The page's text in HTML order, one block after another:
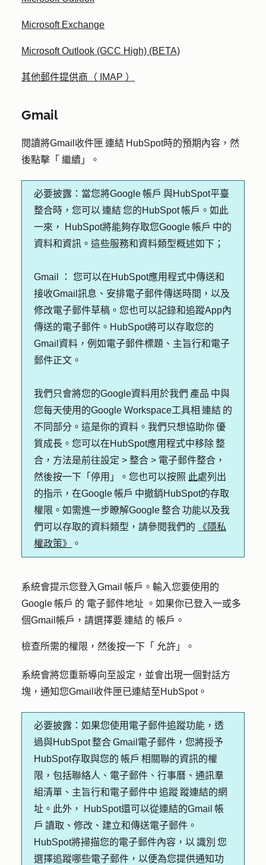
Microsoft Exchange
Microsoft Outlook (GCC High) (BETA)
其他郵件提供商（ IMAP ）
Gmail
閱讀將Gmail收件匣 連結 HubSpot時的預期內容，然
後點擊「 繼續 」。
必要披露： 當您將Google 帳戶 與HubSpot平臺
整合時，您可以 連結 您的HubSpot 帳戶。如此
一來， HubSpot將能夠存取您Google 帳戶 中的
資料和資訊。這些服務和資料類型概述如下；
Gmail ：
您可以在HubSpot應用程式中傳送和
接收Gmail訊息、安排電子郵件傳送時間，以及
修改電子郵件草稿。您也可以記錄和追蹤App內
傳送的電子郵件。HubSpot將可以存取您的
Gmail資料，例如電子郵件標題、主旨行和電子
郵件正文。
我們只會將您的Google資料用於我們 產品 中與
您每天使用的Google Workspace工具相 連結 的
不同部分。這是你的資料。我們只想協助你 優
質成長。您可以在HubSpot應用程式中移除 整
合，方法是前往設定 > 整合 > 電子郵件整合，
然後按一下「停用」。您也可以按照 此處列出
的指示，在Google 帳戶 中撤銷HubSpot的存取
權限。如需進一步瞭解Google 整合 功能以及我
們可以存取的資料類型，請參閱我們的
《隱私
權政策》
。
系統會提示您登入Gmail 帳戶。輸入您要使用的
Google 帳戶 的 電子郵件地址 。如果你已登入一或多
個Gmail帳戶，請選擇要 連結 的 帳戶。
檢查所需的權限，然後按一下「 允許 」。
系統會將您重新導向至設定，並會出現一個對話方
塊，通知您Gmail收件匣已連結至HubSpot。
必要披露： 如果您使用電子郵件追蹤功能，透
過與HubSpot 整合 Gmail電子郵件，您將授予
HubSpot存取與您的 帳戶 相關聯的資訊的權
限，包括聯絡人、電子郵件、行事曆、通訊羣
組清單、主旨行和電子郵件中 追蹤 蹤連結的網
址。此外， HubSpot還可以從連結的Gmail 帳
戶 讀取、修改、建立和傳送電子郵件。
HubSpot將掃描您的電子郵件內容，以 識別 您
選擇追蹤哪些電子郵件，以便為您提供通知功